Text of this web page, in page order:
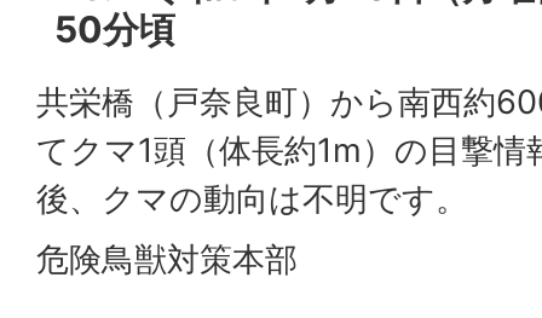
50分頃
共栄橋（戸奈良町）から南西約
てクマ1頭（体長約1m）の目撃
後、クマの動向は不明です。
危険鳥獣対策本部